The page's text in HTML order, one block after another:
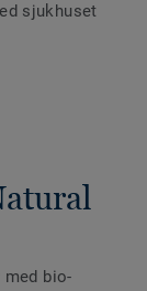
sjukhuset
bio-